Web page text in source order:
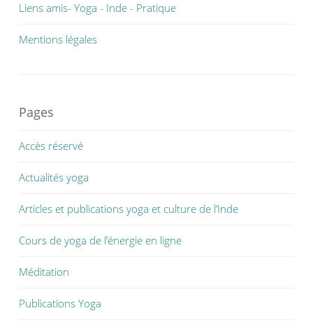
Liens amis- Yoga - Inde - Pratique
Mentions légales
Pages
Accès réservé
Actualités yoga
Articles et publications yoga et culture de l’Inde
Cours de yoga de l’énergie en ligne
Méditation
Publications Yoga